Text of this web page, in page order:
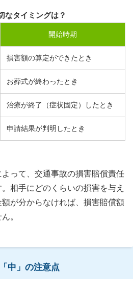
なタイミングは？
開始時期
損害額の算定ができたとき
お葬式が終わったとき
治療が終了（症状固定）したとき
申請結果が判明したとき
よって、交通事故の損害賠償責任
相手にどのくらいの損害を与え
が分からなければ、損害賠償額
。
中」の注意点